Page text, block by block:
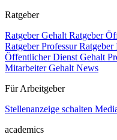
Ratgeber
Ratgeber Gehalt Ratgeber
Ratgeber ProfessurRatgeber
Öffentlicher Dienst Gehalt
Mitarbeiter Gehalt News
Für Arbeitgeber
Stellenanzeige schalten
academics